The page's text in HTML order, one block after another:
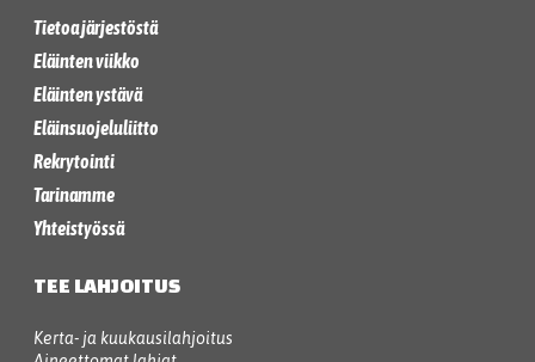
Tietoa järjestöstä
Eläinten viikko
Eläinten ystävä
Eläinsuojeluliitto
Rekrytointi
Tarinamme
Yhteistyössä
TEE LAHJOITUS
Kerta- ja kuukausilahjoitus